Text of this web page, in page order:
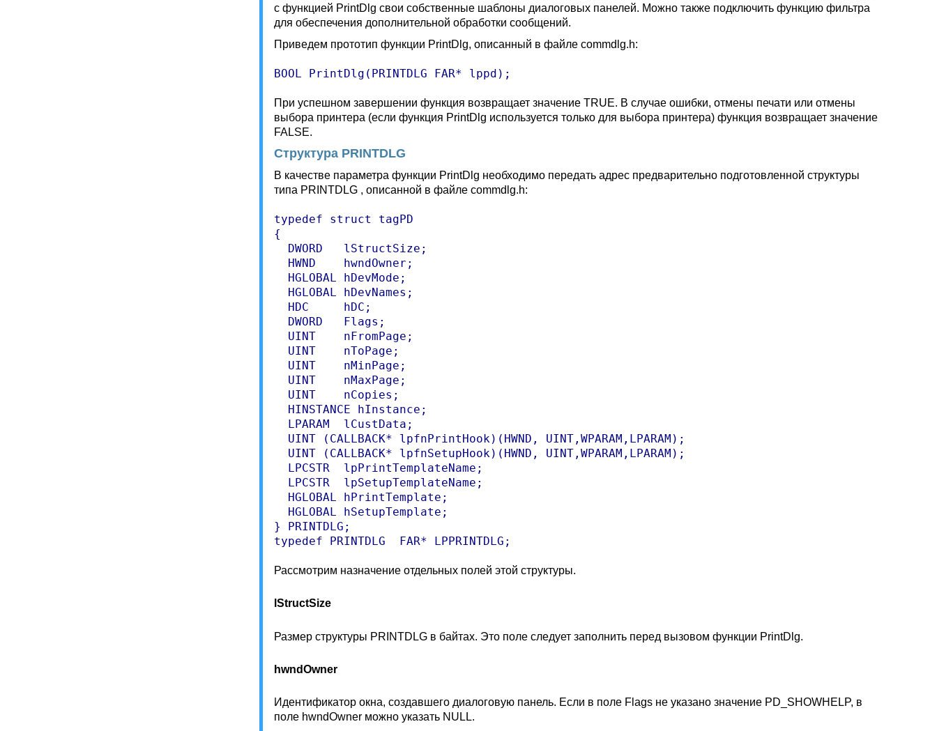
с функцией PrintDlg свои собственные шаблоны диалоговых панелей. Можно также подключить функцию фильтра
для обеспечения дополнительной обработки сообщений.
Приведем прототип функции PrintDlg, описанный в файле commdlg.h:
BOOL PrintDlg(PRINTDLG FAR* lppd);
При успешном завершении функция возвращает значение TRUE. В случае ошибки, отмены печати или отмены
выбора принтера (если функция PrintDlg используется только для выбора принтера) функция возвращает значение
FALSE.
Структура PRINTDLG
В качестве параметра функции PrintDlg необходимо передать адрес предварительно подготовленной структуры
типа PRINTDLG , описанной в файле commdlg.h:
typedef struct tagPD
{
  DWORD   lStructSize;
  HWND    hwndOwner;
  HGLOBAL hDevMode;
  HGLOBAL hDevNames;
  HDC     hDC;
  DWORD   Flags;
  UINT    nFromPage;
  UINT    nToPage;
  UINT    nMinPage;
  UINT    nMaxPage;
  UINT    nCopies;
  HINSTANCE hInstance;
  LPARAM  lCustData;
  UINT (CALLBACK* lpfnPrintHook)(HWND, UINT,WPARAM,LPARAM);
  UINT (CALLBACK* lpfnSetupHook)(HWND, UINT,WPARAM,LPARAM);
  LPCSTR  lpPrintTemplateName;
  LPCSTR  lpSetupTemplateName;
  HGLOBAL hPrintTemplate;
  HGLOBAL hSetupTemplate;
} PRINTDLG;
typedef PRINTDLG  FAR* LPPRINTDLG;
Рассмотрим назначение отдельных полей этой структуры.
lStructSize
Размер структуры PRINTDLG в байтах. Это поле следует заполнить перед вызовом функции PrintDlg.
hwndOwner
Идентификатор окна, создавшего диалоговую панель. Если в поле Flags не указано значение PD_SHOWHELP, в
поле hwndOwner можно указать NULL.